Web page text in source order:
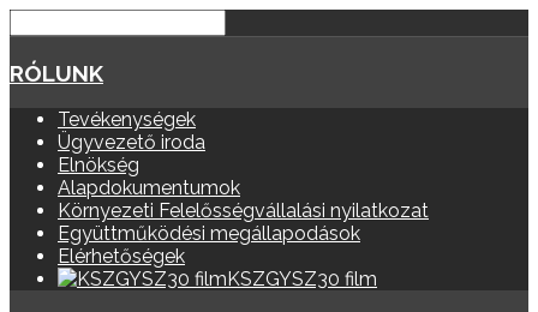
RÓLUNK
Tevékenységek
Ügyvezető iroda
Elnökség
Alapdokumentumok
Környezeti Felelősségvállalási nyilatkozat
Együttműködési megállapodások
Elérhetőségek
KSZGYSZ30 film